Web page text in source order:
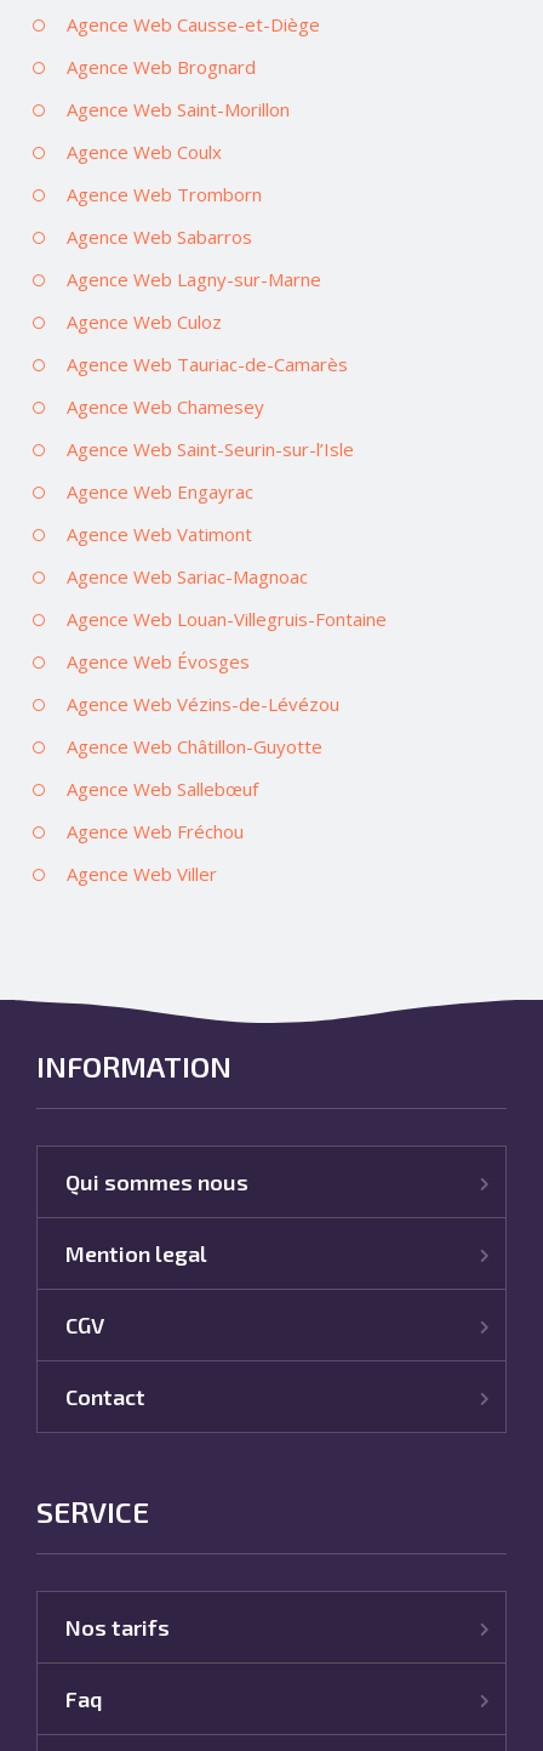
Agence Web Causse-et-Diège
Agence Web Brognard
Agence Web Saint-Morillon
Agence Web Coulx
Agence Web Tromborn
Agence Web Sabarros
Agence Web Lagny-sur-Marne
Agence Web Culoz
Agence Web Tauriac-de-Camarès
Agence Web Chamesey
Agence Web Saint-Seurin-sur-l’Isle
Agence Web Engayrac
Agence Web Vatimont
Agence Web Sariac-Magnoac
Agence Web Louan-Villegruis-Fontaine
Agence Web Évosges
Agence Web Vézins-de-Lévézou
Agence Web Châtillon-Guyotte
Agence Web Sallebœuf
Agence Web Fréchou
Agence Web Viller
INFORMATION
Qui sommes nous
Mention legal
CGV
Contact
SERVICE
Nos tarifs
Faq